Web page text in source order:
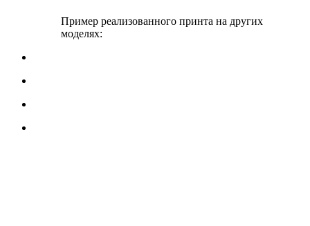
Пример реализованного принта на других
моделях: